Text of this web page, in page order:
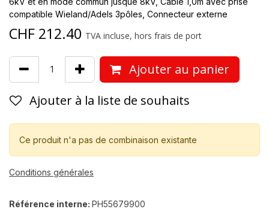
compatible Wieland/Adels 3pôles, Connecteur externe
CHF 212.40 TVA incluse, hors frais de port
Ajouter au panier
Ajouter à la liste de souhaits
Ce produit n'a pas de combinaison existante
Conditions générales
Référence interne: PH55679900